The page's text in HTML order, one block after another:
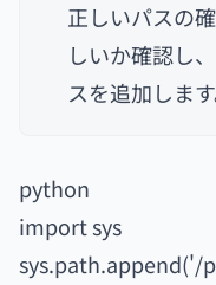
正しいパスの
しいか確認し
スを追加します
python
import sys